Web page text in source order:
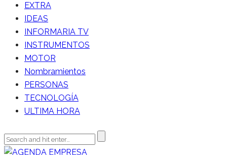
EXTRA
IDEAS
INFORMARIA TV
INSTRUMENTOS
MOTOR
Nombramientos
PERSONAS
TECNOLOGÍA
ULTIMA HORA